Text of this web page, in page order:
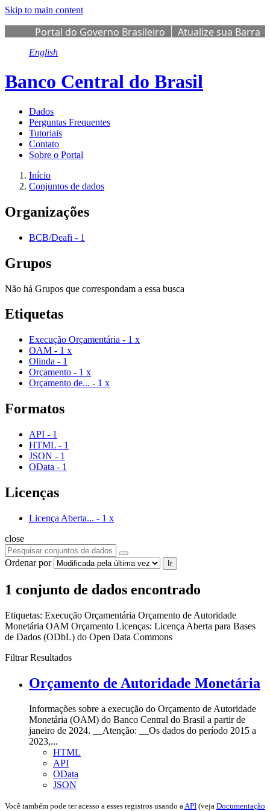
Skip to main content
Portal do Governo Brasileiro
Atualize sua Barra
English
Banco Central do Brasil
Dados
Perguntas Frequentes
Tutoriais
Contato
Sobre o Portal
Início
Conjuntos de dados
Organizações
BCB/Deafi - 1
Grupos
Não há Grupos que correspondam a essa busca
Etiquetas
Execução Orçamentária - 1 x
OAM - 1 x
Olinda - 1
Orçamento - 1 x
Orçamento de... - 1 x
Formatos
API - 1
HTML - 1
JSON - 1
OData - 1
Licenças
Licença Aberta... - 1 x
close
Ordenar por Ir
1 conjunto de dados encontrado
Etiquetas: Execução Orçamentária Orçamento de Autoridade
Monetária OAM Orçamento Licenças: Licença Aberta para Bases
de Dados (ODbL) do Open Data Commons
Filtrar Resultados
Orçamento de Autoridade Monetária
Informações sobre a execução do Orçamento de Autoridade
Monetária (OAM) do Banco Central do Brasil a partir de
janeiro de 2024. __Atenção: __Os dados do período 2015 a
2023,...
HTML
API
OData
JSON
Você também pode ter acesso a esses registros usando a API (veja Documentação